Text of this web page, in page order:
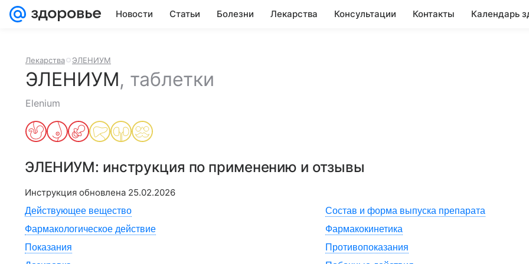
Новости Статьи Болезни Лекарства Консультации Контакты Календарь
Лекарства ЭЛЕНИУМ
ЭЛЕНИУМ, таблетки
Elenium
ЭЛЕНИУМ: инструкция по применению и отзывы
Инструкция обновлена 25.02.2026
Действующее вещество
Состав и форма выпуска препарата
Фармакологическое действие
Фармакокинетика
Показания
Противопоказания